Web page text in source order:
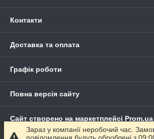
Контакти
Доставка та оплата
Графік роботи
Повна версія сайту
Сайт створено на маркетплейсі Prom.ua
Зараз у компанії неробочий час.